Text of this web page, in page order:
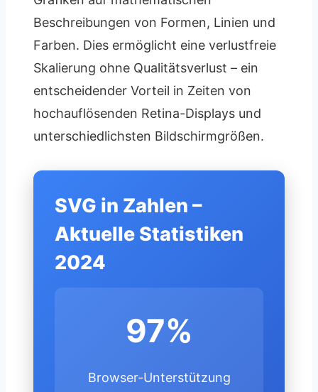
Beschreibungen von Formen, Linien und
Farben. Dies ermöglicht eine verlustfreie
Skalierung ohne Qualitätsverlust – ein
entscheidender Vorteil in Zeiten von
hochauflösenden Retina-Displays und
unterschiedlichsten Bildschirmgrößen.
SVG in Zahlen –
Aktuelle Statistiken
2024
97%
Browser-Unterstützung